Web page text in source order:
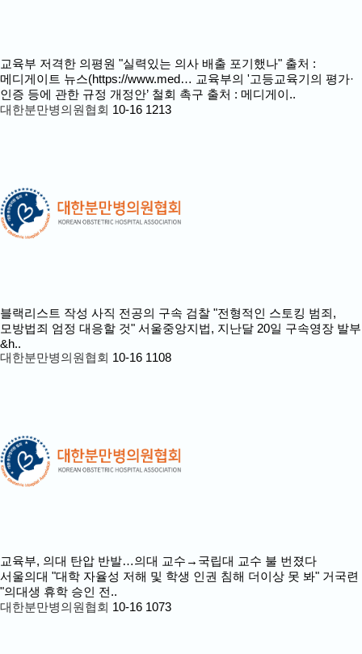
교육부 저격한 의평원 "실력있는 의사 배출 포기했나" 출처 :
메디게이트 뉴스(https://www.med… 교육부의 '고등교육기의 평가·
인증 등에 관한 규정 개정안’ 철회 촉구 출처 : 메디게이..
대한분만병의원협회 10-16 1213
블랙리스트 작성 사직 전공의 구속 검찰 "전형적인 스토킹 범죄,
모방법죄 엄정 대응할 것" 서울중앙지법, 지난달 20일 구속영장 발부
&h..
대한분만병의원협회 10-16 1108
교육부, 의대 탄압 반발…의대 교수→국립대 교수 불 번졌다
서울의대 "대학 자율성 저해 및 학생 인권 침해 더이상 못 봐" 거국련
"의대생 휴학 승인 전..
대한분만병의원협회 10-16 1073